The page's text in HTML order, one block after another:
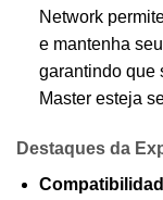
Network
e mantenha
garantindo que
Master esteja
Destaques da